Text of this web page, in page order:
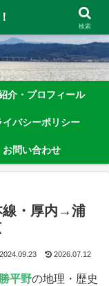
解説しています！
介・プロフィール
イバシーポリシー
お問い合わせ
・厚内→浦
2024.09.23 2026.07.12
平野の地理・歴史
検索